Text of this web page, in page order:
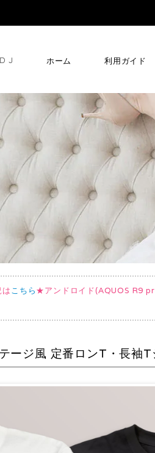
J ホーム 利用ガイド
こちら★アンドロイド(AQUOS R9
ージ風 定番ロンT・長